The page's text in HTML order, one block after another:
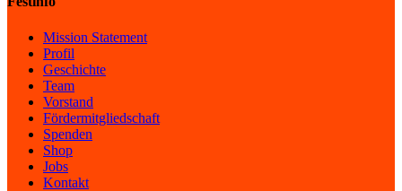
Mission Statement
Profil
Geschichte
Team
Vorstand
Fördermitgliedschaft
Spenden
Shop
Jobs
Kontakt